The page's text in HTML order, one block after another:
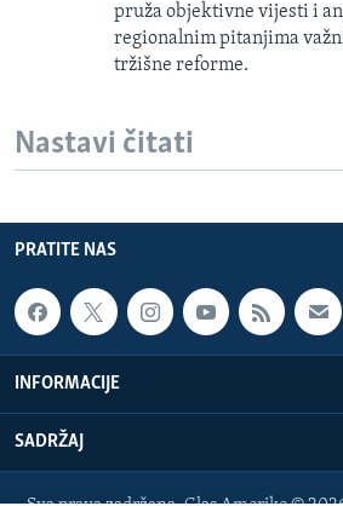
pruža objektivne vijesti i
regionalnim pitanjima
tržišne reforme.
Nastavi čitati
PRATITE NAS
INFORMACIJE
SADRŽAJ